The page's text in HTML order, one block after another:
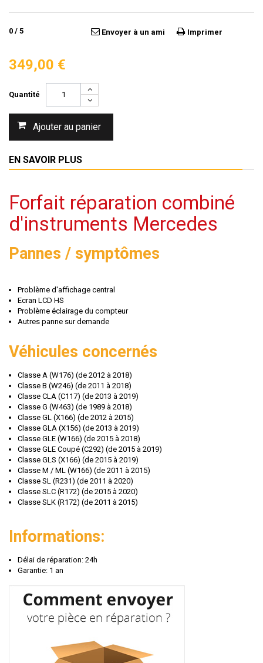
0 / 5 Envoyer à un ami Imprimer
349,00 €
Quantité
Ajouter au panier
EN SAVOIR PLUS
Forfait réparation combiné
d'instruments Mercedes
Pannes / symptômes
Problème d'affichage central
Ecran LCD HS
Problème éclairage du compteur
Autres panne sur demande
Véhicules concernés
Classe A (W176) (de 2012 à 2018)
Classe B (W246) (de 2011 à 2018)
Classe CLA (C117) (de 2013 à 2019)
Classe G (W463) (de 1989 à 2018)
Classe GL (X166) (de 2012 à 2015)
Classe GLA (X156) (de 2013 à 2019)
Classe GLE (W166) (de 2015 à 2018)
Classe GLE Coupé (C292) (de 2015 à 2019)
Classe GLS (X166) (de 2015 à 2019)
Classe M / ML (W166) (de 2011 à 2015)
Classe SL (R231) (de 2011 à 2020)
Classe SLC (R172) (de 2015 à 2020)
Classe SLK (R172) (de 2011 à 2015)
Informations:
Délai de réparation: 24h
Garantie: 1 an